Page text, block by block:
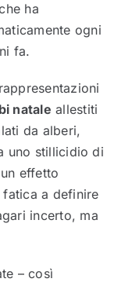
ha
ogni
fa.
natale allestiti
da alberi,
uno stillicidio di
effetto
a definire
incerto, ma
– così